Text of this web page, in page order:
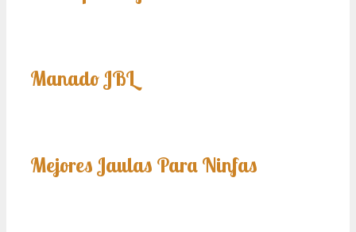
Manado JBL
Mejores Jaulas Para Ninfas